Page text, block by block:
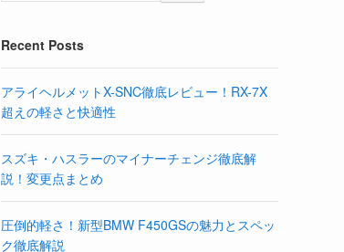
Recent Posts
アライヘルメットX-SNC徹底レビュー！RX-7X
超えの軽さと快適性
スズキ・ハスラーのマイナーチェンジ徹底解
説！変更点まとめ
圧倒的軽さ！新型BMW F450GSの魅力とスペッ
ク徹底解説